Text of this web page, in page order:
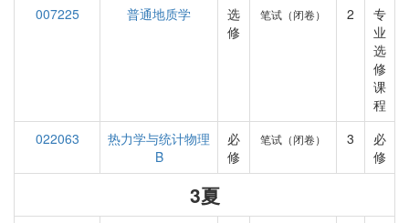
007225
普通地质学
选
修
笔试（闭卷） 2
专
业
选
修
课
程
022063
热力学与统计物理
B
必
修
笔试（闭卷） 3
必
修
3夏